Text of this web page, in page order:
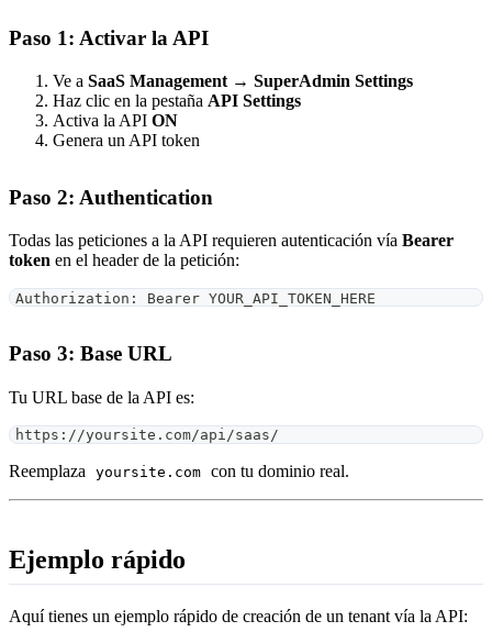
Paso 1: Activar la API
Ve a SaaS Management → SuperAdmin Settings
Haz clic en la pestaña API Settings
Activa la API ON
Genera un API token
Paso 2: Authentication
Todas las peticiones a la API requieren autenticación vía Bearer
token en el header de la petición:
Authorization: Bearer YOUR_API_TOKEN_HERE
Paso 3: Base URL
Tu URL base de la API es:
https://yoursite.com/api/saas/
Reemplaza yoursite.com con tu dominio real.
Ejemplo rápido
Aquí tienes un ejemplo rápido de creación de un tenant vía la API: